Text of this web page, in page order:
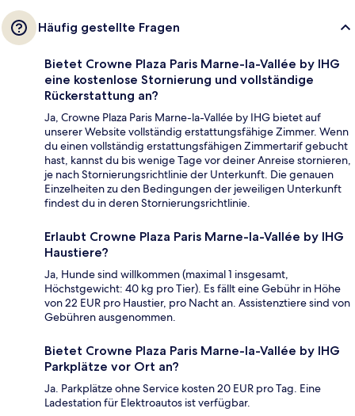
Häufig gestellte Fragen
Bietet Crowne Plaza Paris Marne-la-Vallée by IHG
eine kostenlose Stornierung und vollständige
Rückerstattung an?
Ja, Crowne Plaza Paris Marne-la-Vallée by IHG bietet auf
unserer Website vollständig erstattungsfähige Zimmer. Wenn
du einen vollständig erstattungsfähigen Zimmertarif gebucht
hast, kannst du bis wenige Tage vor deiner Anreise stornieren,
je nach Stornierungsrichtlinie der Unterkunft. Die genauen
Einzelheiten zu den Bedingungen der jeweiligen Unterkunft
findest du in deren Stornierungsrichtlinie.
Erlaubt Crowne Plaza Paris Marne-la-Vallée by IHG
Haustiere?
Ja, Hunde sind willkommen (maximal 1 insgesamt,
Höchstgewicht: 40 kg pro Tier). Es fällt eine Gebühr in Höhe
von 22 EUR pro Haustier, pro Nacht an. Assistenztiere sind von
Gebühren ausgenommen.
Bietet Crowne Plaza Paris Marne-la-Vallée by IHG
Parkplätze vor Ort an?
Ja. Parkplätze ohne Service kosten 20 EUR pro Tag. Eine
Ladestation für Elektroautos ist verfügbar.